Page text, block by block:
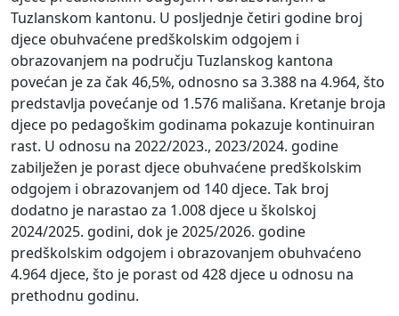
Tuzlanskom kantonu. U posljednje četiri godine broj
djece obuhvaćene predškolskim odgojem i
obrazovanjem na području Tuzlanskog kantona
povećan je za čak 46,5%, odnosno sa 3.388 na 4.964, što
predstavlja povećanje od 1.576 mališana. Kretanje broja
djece po pedagoškim godinama pokazuje kontinuiran
rast. U odnosu na 2022/2023., 2023/2024. godine
zabilježen je porast djece obuhvaćene predškolskim
odgojem i obrazovanjem od 140 djece. Tak broj
dodatno je narastao za 1.008 djece u školskoj
2024/2025. godini, dok je 2025/2026. godine
predškolskim odgojem i obrazovanjem obuhvaćeno
4.964 djece, što je porast od 428 djece u odnosu na
prethodnu godinu.